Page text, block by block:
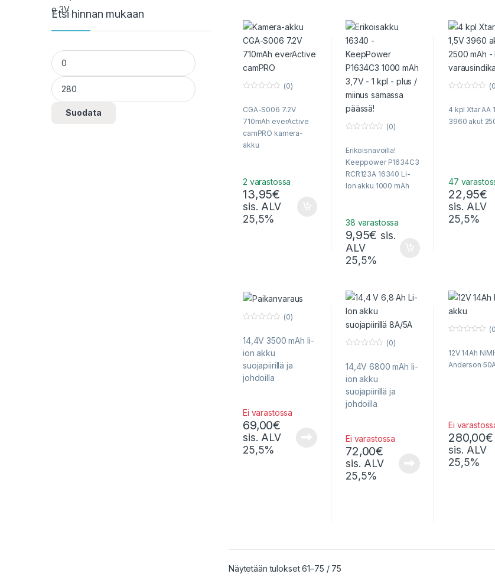
u
o
f
(0)
CGA-S006 7.2V
710mAh everActive
camPRO kamera-
akku
2 varastossa
13,95€
sis. ALV
25,5%
u
o
f
(0)
Erikoisnavoilla!
Keeppower P1634C3
RCR123A 16340 Li-
Ion akku 1000 mAh
38 varastossa
9,95€ sis.
ALV
25,5%
u
o
4 kpl Xtar AA
3960 akut
47
22,95€
sis. ALV
25,5%
u
o
5
(0)
14,4V 3500 mAh li-
ion akku
suojapiirillä ja
johdoilla
Ei varastossa
69,00€
sis. ALV
25,5%
u
o
5
(0)
14,4V 6800 mAh li-
ion akku
suojapiirillä ja
johdoilla
Ei varastossa
72,00€
sis. ALV
25,5%
u
o
12V 14Ah
Anderson
Ei
280,00€
sis. ALV
25,5%
Näytetään tulokset 61–75 / 75Sorted by popularity
Etsi hinnan mukaan
Minimihinta
Maksimihinta
Suodata